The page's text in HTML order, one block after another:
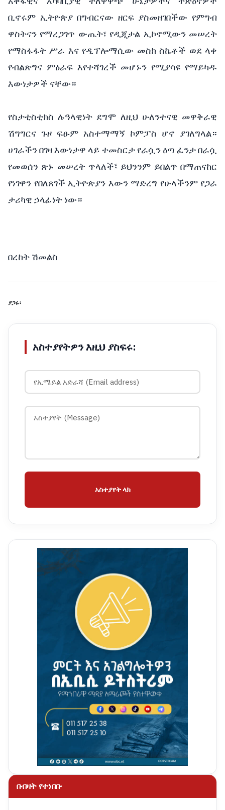
ቢኖሩም ኢትዮጵያ በግብርናው ዘርፍ ያስመዘገበችው የምግብ
ዋስትናን የማረጋገጥ ውጤት፣ የዲጂታል ኢኮኖሚውን መሠረት
የማስፋፋት ሥራ እና የዲፕሎማሲው መስክ ስኬቶች ወደ ላቀ
የብልጽግና ምዕራፍ እየተሻገረች መሆኑን የሚያሳዩ የማይካዱ
እውነታዎች ናቸው።
የስታቲስቲክስ ሉዓላዊነት ደግሞ ለዚህ ሁለንተናዊ መዋቅራዊ
ሽግግርና ጉዞ ፍፁም አስተማማኝ ኮምፓስ ሆኖ ያገለግላል።
ሀገራችን በገዛ እውነታዋ ላይ ተመስርታ የራሷን ዕጣ ፈንታ በራሷ
የመወሰን ጽኑ መሠረት ጥላለች፤ ይህንንም ይበልጥ በማጠናከር
የነገዋን የበለጸገች ኢትዮጵያን እውን ማድረግ የሁላችንም የጋራ
ታሪካዊ ኃላፊነት ነው።
በረከት ሽመልስ
ያጋሩ፡
አስተያየትዎን እዚህ ያስፍሩ:
አስተያየት ላክ
በብዛት የተነበቡ